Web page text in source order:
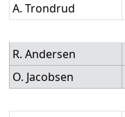
A. Trondrud
R. Andersen
O. Jacobsen